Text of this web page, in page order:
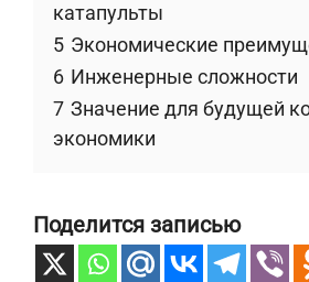
катапульты
5 Экономические
6 Инженерные сложности
7 Значение для будущей
экономики
Поделится записью